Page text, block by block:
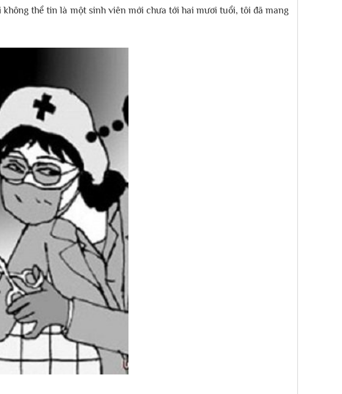
thể tin là một sinh viên mới chưa tới hai mươi tuổi, tôi đã mang